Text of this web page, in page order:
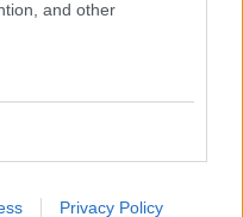
and other
Privacy Policy
hogy egy ekkora
adott is a
lesz szüksége, hogy
és